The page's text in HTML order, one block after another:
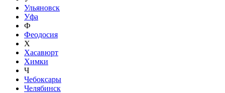
Ульяновск
Уфа
Ф
Феодосия
Х
Хасавюрт
Химки
Ч
Чебоксары
Челябинск